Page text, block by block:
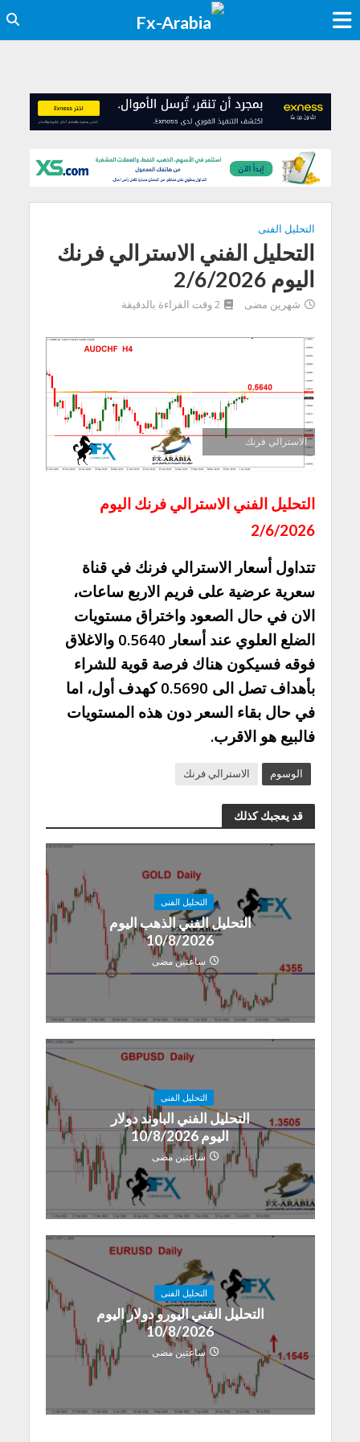
التحليل الفنى
التحليل الفني الاسترالي فرنك
اليوم 2/6/2026
شهرين مضى 2 وقت القراءة بالدقيقة
الاسترالي فرنك
التحليل الفني الاسترالي فرنك اليوم
2/6/2026
تتداول أسعار الاسترالي فرنك في قناة
سعرية عرضية على فريم الاربع ساعات،
الان في حال الصعود واختراق مستويات
الضلع العلوي عند أسعار 0.5640 والاغلاق
فوقه فسيكون هناك فرصة قوية للشراء
بأهداف تصل الى 0.5690 كهدف أول، اما
في حال بقاء السعر دون هذه المستويات
فالبيع هو الاقرب.
الوسوم الاسترالي فرنك
قد يعجبك كذلك
التحليل الفنى
التحليل الفني الذهب اليوم
10/8/2026
ساعتين مضى
التحليل الفنى
التحليل الفني الباوند دولار
اليوم 10/8/2026
ساعتين مضى
التحليل الفنى
التحليل الفني اليورو دولار اليوم
10/8/2026
ساعتين مضى